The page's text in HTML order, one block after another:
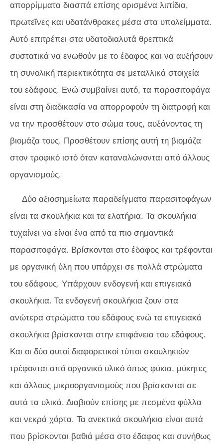
απορρίμματα διασπά επίσης ορισμένα λιπίδια,
πρωτεΐνες και υδατάνθρακες μέσα στα υπολείμματα.
Αυτό επιτρέπει στα υδατοδιαλυτά θρεπτικά
συστατικά να ενωθούν με το έδαφος και να αυξήσουν
τη συνολική περιεκτικότητα σε μεταλλικά στοιχεία
του εδάφους. Ενώ συμβαίνει αυτό, τα παρασιτοφάγα
είναι στη διαδικασία να απορροφούν τη διατροφή και
να την προσθέτουν στο σώμα τους, αυξάνοντας τη
βιομάζα τους. Προσθέτουν επίσης αυτή τη βιομάζα
στον τροφικό ιστό όταν καταναλώνονται από άλλους
οργανισμούς.
Δύο αξιοσημείωτα παραδείγματα παρασιτοφάγων
είναι τα σκουλήκια και τα ελατήρια. Τα σκουλήκια
τυχαίνει να είναι ένα από τα πιο σημαντικά
παρασιτοφάγα. Βρίσκονται στο έδαφος και τρέφονται
με οργανική ύλη που υπάρχει σε πολλά στρώματα
του εδάφους. Υπάρχουν ενδογενή και επιγειακά
σκουλήκια. Τα ενδογενή σκουλήκια ζουν στα
ανώτερα στρώματα του εδάφους ενώ τα επιγειακά
σκουλήκια βρίσκονται στην επιφάνεια του εδάφους.
Και οι δύο αυτοί διαφορετικοί τύποι σκουληκιών
τρέφονται από οργανικό υλικό όπως φύκια, μύκητες
και άλλους μικροοργανισμούς που βρίσκονται σε
αυτά τα υλικά. Διαβιούν επίσης με πεσμένα φύλλα
και νεκρά χόρτα. Τα ανεκτικά σκουλήκια είναι αυτά
που βρίσκονται βαθιά μέσα στο έδαφος και συνήθως